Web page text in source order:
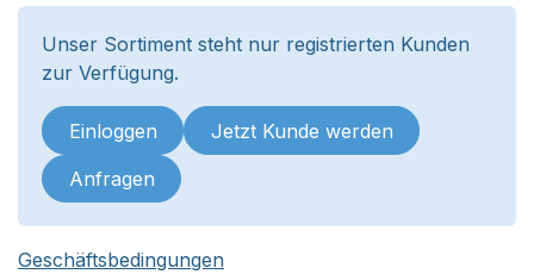
Unser Sortiment steht nur registrierten Kunden
zur Verfügung.
Einloggen Jetzt Kunde werden
Anfragen
Geschäftsbedingungen